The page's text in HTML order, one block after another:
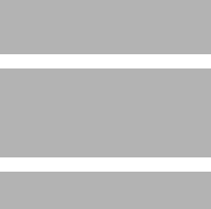
sa charte qui encadre nos actions